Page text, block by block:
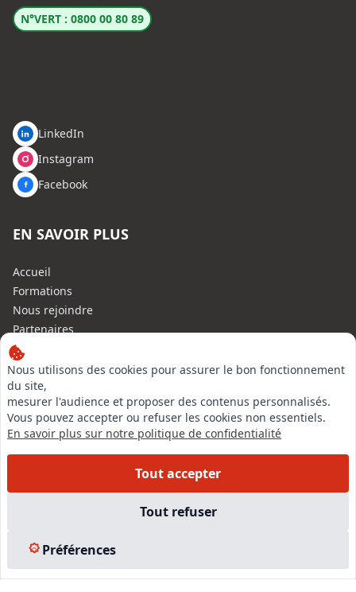
Nous utilisons des cookies pour assurer le bon fonctionnement
du site,
mesurer l'audience et proposer des contenus personnalisés.
Vous pouvez accepter ou refuser les cookies non essentiels.
En savoir plus sur notre politique de confidentialité
Tout accepter
Tout refuser
Préférences
N°VERT : 0800 00 80 89
LinkedIn
Instagram
Facebook
EN SAVOIR PLUS
Accueil
Formations
Nous rejoindre
Partenaires
Autres missions
Le C.N.E.
Membre IVSC
Logiciel
L’Expert
Tarifs
Experts Immobiliers par régions
Plan du site
© 2026 l-expertise CNE - Centre National de l’Expertise. Tous